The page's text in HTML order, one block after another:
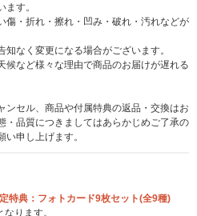
す。
・折れ・擦れ・凹み・破れ・汚れなどが
なく変更になる場合がございます。
など様々な理由で商品のお届けが遅れる
ンセル、商品や付属特典の返品・交換はお
・品質につきましてはあらかじめご了承の
申し上げます。
特典：フォトカード9枚セット(全9種)
ります。